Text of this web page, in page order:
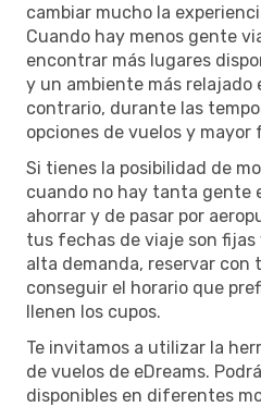
cambiar mucho la
Cuando hay menos gente
encontrar más lugares
y un ambiente más relajado
contrario, durante las
opciones de vuelos y mayor
Si tienes la posibilidad de
cuando no hay tanta gente
ahorrar y de pasar por
tus fechas de viaje son fijas
alta demanda, reservar con
conseguir el horario que
llenen los cupos.
Te invitamos a utilizar la
de vuelos de eDreams.
disponibles en diferentes